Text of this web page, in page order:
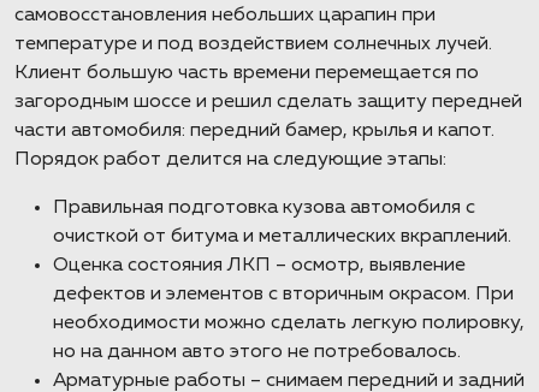
самовосстановления небольших царапин при
температуре и под воздействием солнечных лучей.
Клиент большую часть времени перемещается по
загородным шоссе и решил сделать защиту передней
части автомобиля: передний бамер, крылья и капот.
Порядок работ делится на следующие этапы:
Правильная подготовка кузова автомобиля с
очисткой от битума и металлических вкраплений.
Оценка состояния ЛКП – осмотр, выявление
дефектов и элементов с вторичным окрасом. При
необходимости можно сделать легкую полировку,
но на данном авто этого не потребовалось.
Арматурные работы – снимаем передний и задний